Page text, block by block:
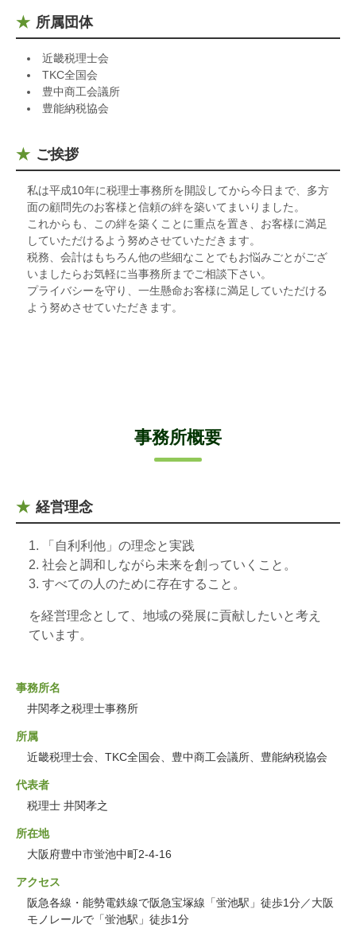
所属団体
近畿税理士会
TKC全国会
豊中商工会議所
豊能納税協会
ご挨拶
私は平成10年に税理士事務所を開設してから今日まで、多方
面の顧問先のお客様と信頼の絆を築いてまいりました。
これからも、この絆を築くことに重点を置き、お客様に満足
していただけるよう努めさせていただきます。
税務、会計はもちろん他の些細なことでもお悩みごとがござ
いましたらお気軽に当事務所までご相談下さい。
プライバシーを守り、一生懸命お客様に満足していただける
よう努めさせていただきます。
事務所概要
経営理念
「自利利他」の理念と実践
社会と調和しながら未来を創っていくこと。
すべての人のために存在すること。
を経営理念として、地域の発展に貢献したいと考え
ています。
事務所名
井関孝之税理士事務所
所属
近畿税理士会、TKC全国会、豊中商工会議所、豊能納税協会
代表者
税理士 井関孝之
所在地
大阪府豊中市蛍池中町2-4-16
アクセス
阪急各線・能勢電鉄線で阪急宝塚線「蛍池駅」徒歩1分／大阪
モノレールで「蛍池駅」徒歩1分